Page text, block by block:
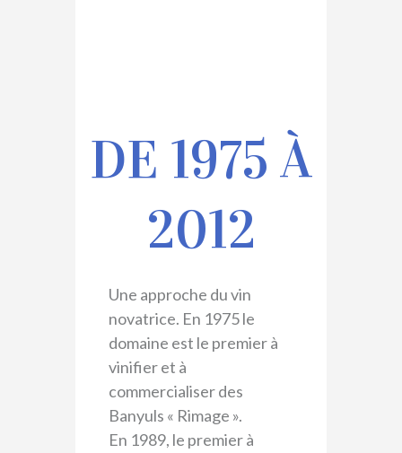
DE 1975 À
2012
Une approche du vin
novatrice. En 1975 le
domaine est le premier à
vinifier et à
commercialiser des
Banyuls « Rimage ».
En 1989, le premier à